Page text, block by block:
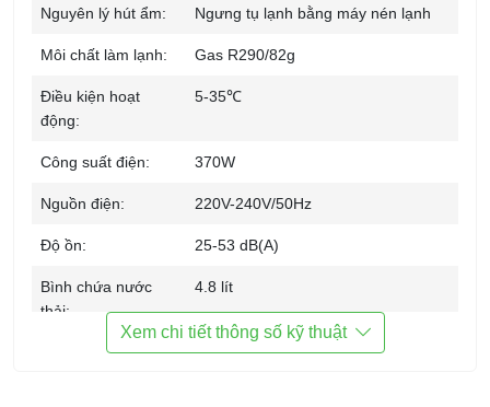
Nguyên lý hút ẩm: Ngưng tụ lạnh bằng máy nén lạnh
Môi chất làm lạnh: Gas R290/82g
Điều kiện hoạt
động:
5-35℃
Công suất điện: 370W
Nguồn điện: 220V-240V/50Hz
Độ ồn: 25-53 dB(A)
Bình chứa nước
thải:
4.8 lít
Đường xả nước
Có
Xem chi tiết thông số kỹ thuật